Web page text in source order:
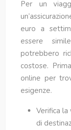
Per un
euro a
essere
potrebbero
costose.
online per
esigenze.
Verifica
di